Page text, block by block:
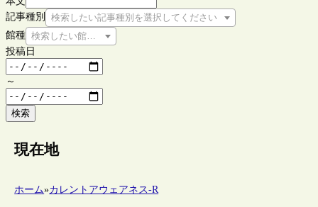
記事種別
検索したい記事種別を選択してください
館種 検索したい館種を選択してください
投稿日
～
検索
現在地
ホーム»カレントアウェアネス-R